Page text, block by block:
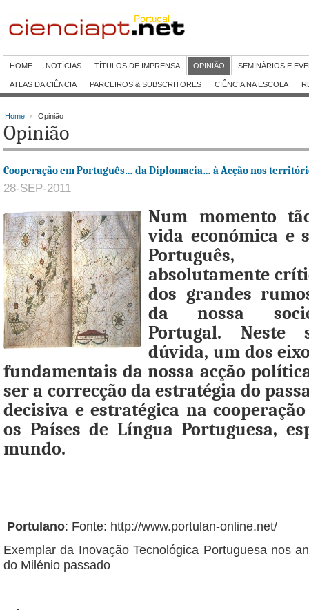
HOME NOTÍCIAS TÍTULOS DE IMPRENSA OPINIÃO SEMINÁRIOS E
ATLAS DA CIÊNCIA PARCEIROS & SUBSCRITORES CIÊNCIA NA ESCOLA
Home Opinião
Opinião
Cooperação em Português… da Diplomacia… à Acção nos
28-SEP-2011
Num momento
vida económica e
Português,
absolutamente
dos grandes
da nossa
Portugal. Neste
dúvida, um dos
fundamentais da nossa acção
ser a correcção da estratégia do
decisiva e estratégica na
os Países de Língua Portuguesa,
mundo.
Portulano: Fonte: http://www.portulan-online.net/
Exemplar da Inovação Tecnológica Portuguesa nos
do Milénio passado